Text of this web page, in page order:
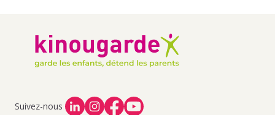
sitting à Valenton
Offres d'emploi de baby-sitting à Montgeron
d'emploi de baby-sitting à Crosne ,Offres d'emploi de
baby-sitting à Soisy Sur Seine
Offres d'emploi de baby-
Suivez-nous